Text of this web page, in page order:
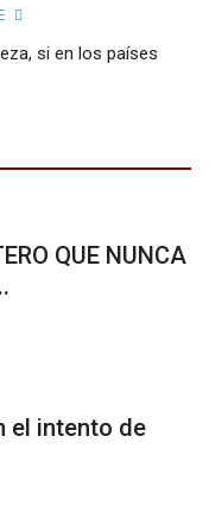
si en los países
QUE NUNCA
el intento de